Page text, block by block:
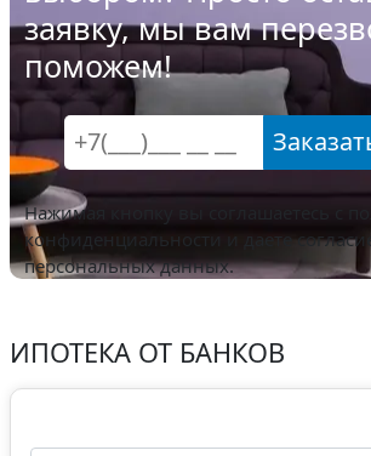
заявку, мы вам
поможем!
Нажимая кнопку вы соглашаетесь с
конфиденциальности и даете
персональных данных.
ИПОТЕКА ОТ БАНКОВ